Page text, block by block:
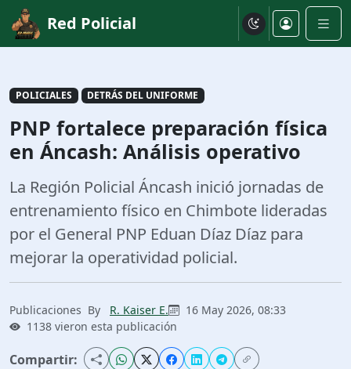
Red Policial
POLICIALES DETRÁS DEL UNIFORME
PNP fortalece preparación física
en Áncash: Análisis operativo
La Región Policial Áncash inició jornadas de
entrenamiento físico en Chimbote lideradas
por el General PNP Eduan Díaz Díaz para
mejorar la operatividad policial.
Publicaciones By R. Kaiser E.
16 May 2026, 08:33
1138 vieron esta publicación
Compartir: